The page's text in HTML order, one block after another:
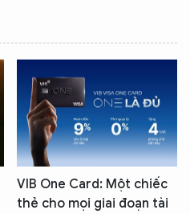
VIB One Card: Một chiếc
thẻ cho mọi giai đoạn tài